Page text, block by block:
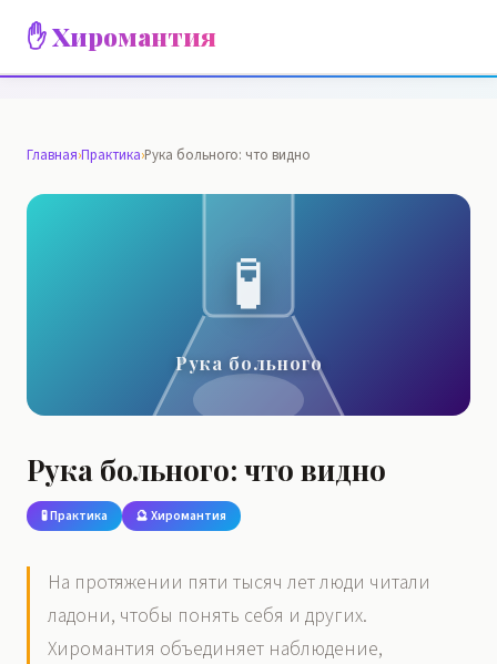
✋ Хиромантия
Главная›Практика›Рука больного: что видно
🧪
Рука больного
Рука больного: что видно
🧪 Практика 🔮 Хиромантия
На протяжении пяти тысяч лет люди читали
ладони, чтобы понять себя и других.
Хиромантия объединяет наблюдение,